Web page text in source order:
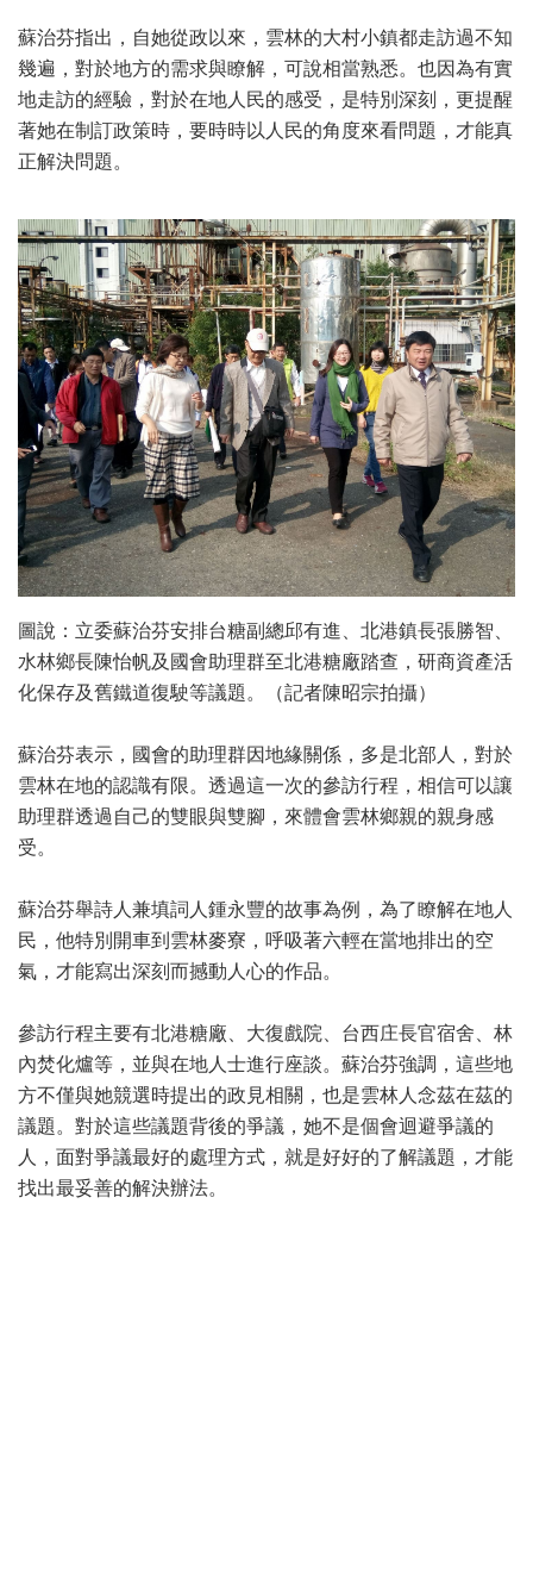
蘇治芬指出，自她從政以來，雲林的大村小鎮都走訪過不知
幾遍，對於地方的需求與瞭解，可說相當熟悉。也因為有實
地走訪的經驗，對於在地人民的感受，是特別深刻，更提醒
著她在制訂政策時，要時時以人民的角度來看問題，才能真
正解決問題。
圖說：立委蘇治芬安排台糖副總邱有進、北港鎮長張勝智、
水林鄉長陳怡帆及國會助理群至北港糖廠踏查，研商資產活
化保存及舊鐵道復駛等議題。（記者陳昭宗拍攝）
蘇治芬表示，國會的助理群因地緣關係，多是北部人，對於
雲林在地的認識有限。透過這一次的參訪行程，相信可以讓
助理群透過自己的雙眼與雙腳，來體會雲林鄉親的親身感
受。
蘇治芬舉詩人兼填詞人鍾永豐的故事為例，為了瞭解在地人
民，他特別開車到雲林麥寮，呼吸著六輕在當地排出的空
氣，才能寫出深刻而撼動人心的作品。
參訪行程主要有北港糖廠、大復戲院、台西庄長官宿舍、林
內焚化爐等，並與在地人士進行座談。蘇治芬強調，這些地
方不僅與她競選時提出的政見相關，也是雲林人念茲在茲的
議題。對於這些議題背後的爭議，她不是個會迴避爭議的
人，面對爭議最好的處理方式，就是好好的了解議題，才能
找出最妥善的解決辦法。